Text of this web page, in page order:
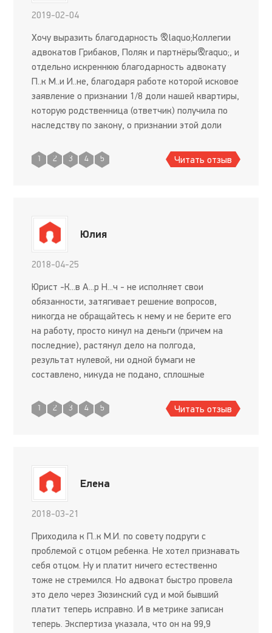
2019-02-04
Хочу выразить благодарность &laquo;Коллегии
адвокатов Грибаков, Поляк и партнёры&raquo;, и
отдельно искреннюю благодарность адвокату
П..к М..и И..не, благодаря работе которой исковое
заявление о признании 1/8 доли нашей квартиры,
которую родственница (ответчик) получила по
наследству по закону, о признании этой доли
собственности от
1 2 3 4 5 Читать отзыв
Юлия
2018-04-25
Юрист -К...в А...р Н...ч - не исполняет свои
обязанности, затягивает решение вопросов,
никогда не обращайтесь к нему и не берите его
на работу, просто кинул на деньги (причем на
последние), растянул дело на полгода,
результат нулевой, ни одной бумаги не
составлено, никуда не подано, сплошные
неисполнительный.
1 2 3 4 5 Читать отзыв
Елена
2018-03-21
Приходила к П..к М.И. по совету подруги с
проблемой с отцом ребенка. Не хотел признавать
себя отцом. Ну и платит ничего естественно
тоже не стремился. Но адвокат быстро провела
это дело через Зюзинский суд и мой бывший
платит теперь исправно. И в метрике записан
теперь. Экспертиза указала, что он на 99,9